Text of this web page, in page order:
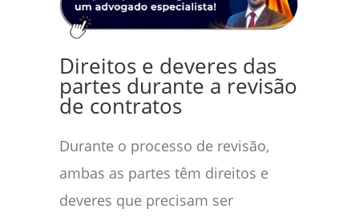
Direitos e deveres das
partes durante a revisão
de contratos
Durante o processo de revisão,
ambas as partes têm direitos e
deveres que precisam ser